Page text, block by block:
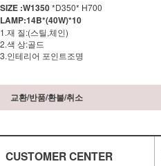
SIZE :W1350*D350* H700
LAMP:14B*(40W)*10
1.재 질:(스틸,체인)
2.색 상:골드
3.인테리어 포인트조명
교환/반품/환불/취소
CUSTOMER CENTER